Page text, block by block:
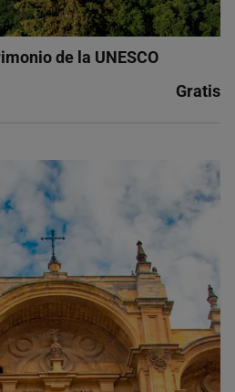
de la UNESCO
Gratis